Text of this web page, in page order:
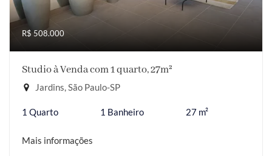
R$ 508.000
Studio à Venda com 1 quarto, 27m²
Jardins, São Paulo-SP
1 Quarto 1 Banheiro 27 m²
Mais informações